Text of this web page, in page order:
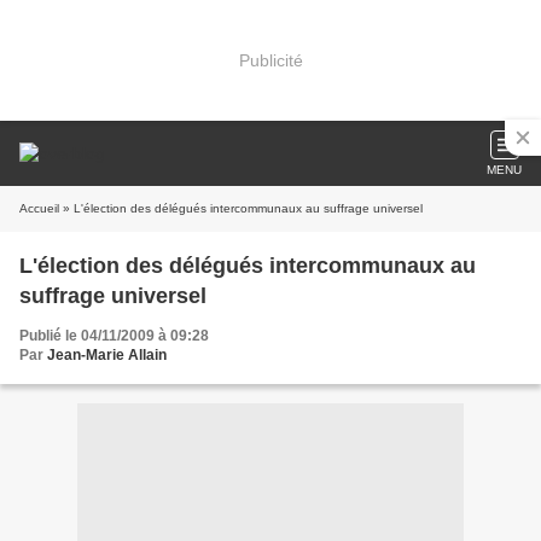
Publicité
MENU
Accueil » L'élection des délégués intercommunaux au suffrage universel
L'élection des délégués intercommunaux au
suffrage universel
Publié le 04/11/2009 à 09:28
Par Jean-Marie Allain